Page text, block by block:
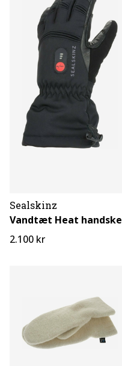
Sealskinz
Vandtæt Heat handske
2.100 kr